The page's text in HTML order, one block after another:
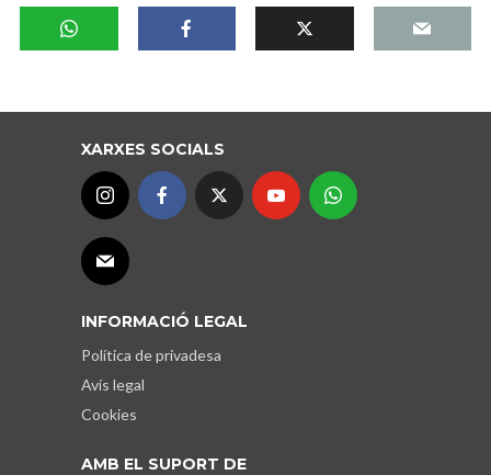
XARXES SOCIALS
INFORMACIÓ LEGAL
Política de privadesa
Avís legal
Cookies
AMB EL SUPORT DE